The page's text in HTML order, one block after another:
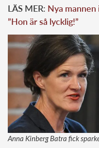
LÄS MER: Nya mannen
”Hon är så lycklig!”
Anna Kinberg Batra fick